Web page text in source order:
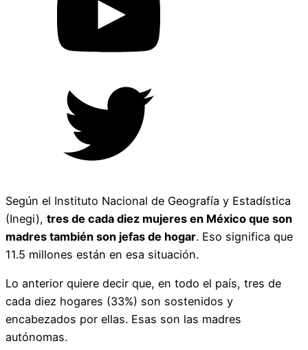
Según el Instituto Nacional de Geografía y Estadística
(Inegi), tres de cada diez mujeres en México que son
madres también son jefas de hogar. Eso significa que
11.5 millones están en esa situación.
Lo anterior quiere decir que, en todo el país, tres de
cada diez hogares (33%) son sostenidos y
encabezados por ellas. Esas son las madres
autónomas.